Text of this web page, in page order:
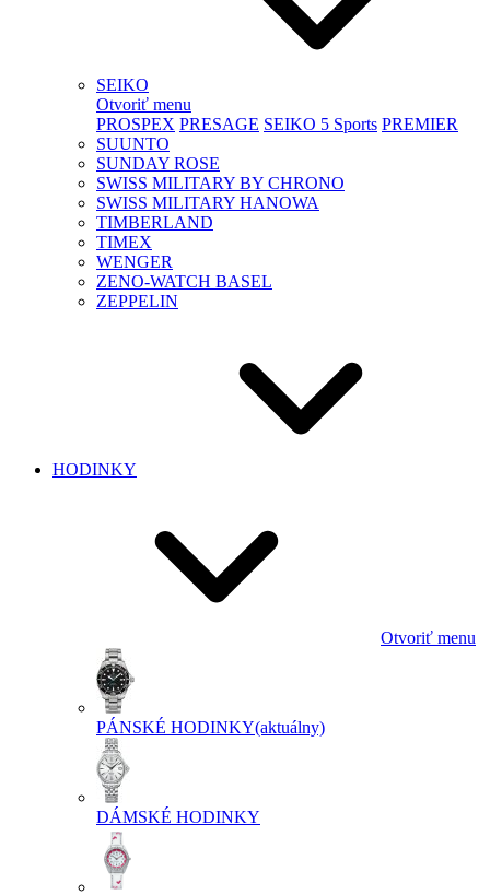
SEIKO
Otvoriť menu
PROSPEX PRESAGE SEIKO 5 Sports PREMIER
SUUNTO
SUNDAY ROSE
SWISS MILITARY BY CHRONO
SWISS MILITARY HANOWA
TIMBERLAND
TIMEX
WENGER
ZENO-WATCH BASEL
ZEPPELIN
HODINKY
Otvoriť menu
PÁNSKÉ HODINKY(aktuálny)
DÁMSKÉ HODINKY